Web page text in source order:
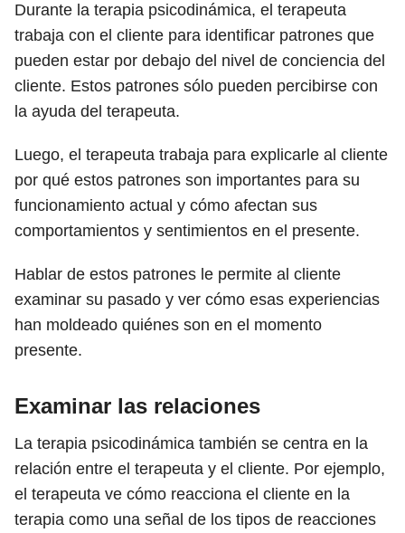
Durante la terapia psicodinámica, el terapeuta
trabaja con el cliente para identificar patrones que
pueden estar por debajo del nivel de conciencia del
cliente. Estos patrones sólo pueden percibirse con
la ayuda del terapeuta.
Luego, el terapeuta trabaja para explicarle al cliente
por qué estos patrones son importantes para su
funcionamiento actual y cómo afectan sus
comportamientos y sentimientos en el presente.
Hablar de estos patrones le permite al cliente
examinar su pasado y ver cómo esas experiencias
han moldeado quiénes son en el momento
presente.
Examinar las relaciones
La terapia psicodinámica también se centra en la
relación entre el terapeuta y el cliente. Por ejemplo,
el terapeuta ve cómo reacciona el cliente en la
terapia como una señal de los tipos de reacciones